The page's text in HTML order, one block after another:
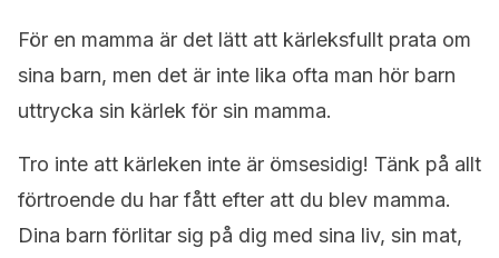
För en mamma är det lätt att kärleksfullt prata om
sina barn, men det är inte lika ofta man hör barn
uttrycka sin kärlek för sin mamma.
Tro inte att kärleken inte är ömsesidig! Tänk på allt
förtroende du har fått efter att du blev mamma.
Dina barn förlitar sig på dig med sina liv, sin mat,